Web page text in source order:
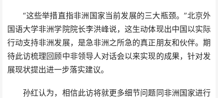
“这些举措直指非洲国家当前发展的三大瓶颈。”北京外
国语大学非洲学院院长李洪峰说，这生动体现出中国以实际
行动支持非洲发展，是急非洲之所急的真正朋友和伙伴。期
待此访梳理回顾中非领导人对话会以来实现的成果，针对发
展现状提出进一步落实建议。
孙红认为，相信此访将就更多细节问题同非洲国家进行